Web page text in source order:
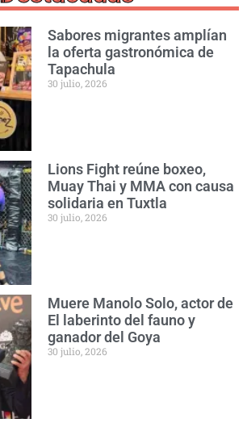
Sabores migrantes amplían
la oferta gastronómica de
Tapachula
30 julio, 2026
Lions Fight reúne boxeo,
Muay Thai y MMA con causa
solidaria en Tuxtla
30 julio, 2026
Muere Manolo Solo, actor de
El laberinto del fauno y
ganador del Goya
30 julio, 2026